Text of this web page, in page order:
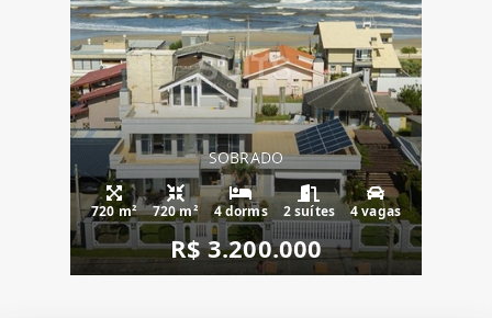
SOBRADO
720 m² 720 m² 4 dorms 2 suítes 4 vagas
R$ 3.200.000